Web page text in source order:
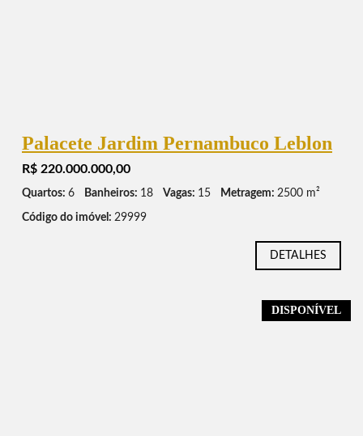
Palacete Jardim Pernambuco Leblon
R$ 220.000.000,00
Quartos: 6 Banheiros: 18 Vagas: 15 Metragem: 2500 m²
Código do imóvel: 29999
DETALHES
DISPONÍVEL